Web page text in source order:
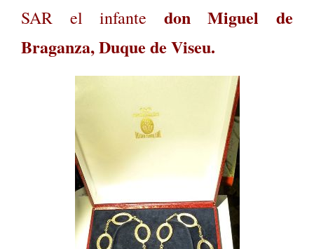
SAR el infante don Miguel de
Braganza, Duque de Viseu.